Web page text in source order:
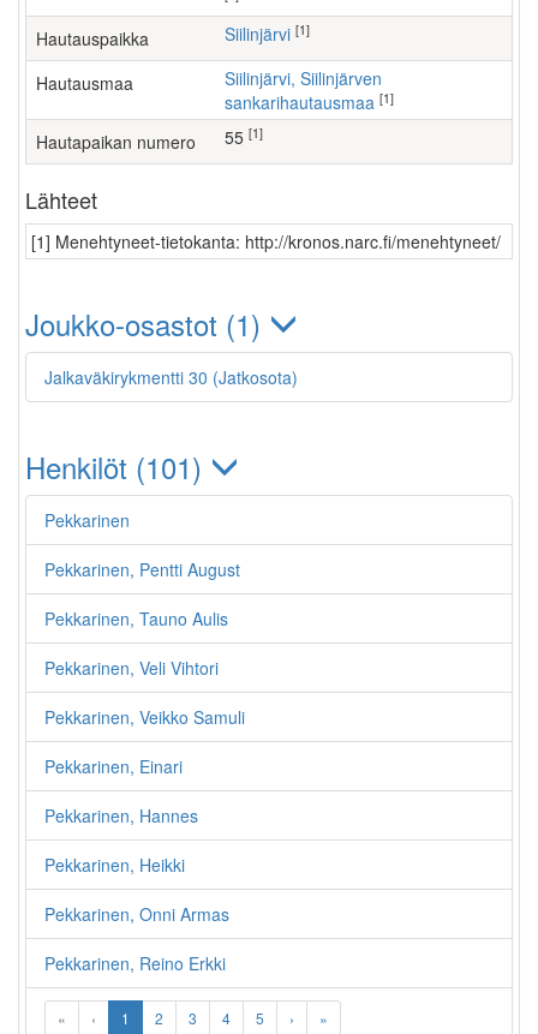
Hautauspaikka Siilinjärvi [1]
Hautausmaa
Siilinjärvi, Siilinjärven
sankarihautausmaa [1]
Hautapaikan numero 55 [1]
Lähteet
[1] Menehtyneet-tietokanta: http://kronos.narc.fi/menehtyneet/
Joukko-osastot (1)
Jalkaväkirykmentti 30 (Jatkosota)
Henkilöt (101)
Pekkarinen
Pekkarinen, Pentti August
Pekkarinen, Tauno Aulis
Pekkarinen, Veli Vihtori
Pekkarinen, Veikko Samuli
Pekkarinen, Einari
Pekkarinen, Hannes
Pekkarinen, Heikki
Pekkarinen, Onni Armas
Pekkarinen, Reino Erkki
« ‹ 1 2 3 4 5 › »